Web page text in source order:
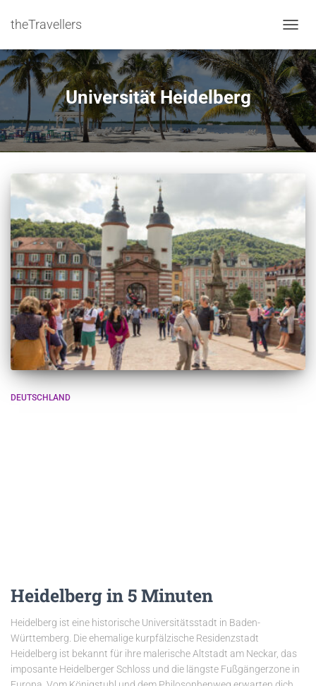
theTravellers
Universität Heidelberg
DEUTSCHLAND
Heidelberg in 5 Minuten
Heidelberg ist eine historische Universitätsstadt in Baden-
Württemberg. Die ehemalige kurpfälzische Residenzstadt
Heidelberg ist bekannt für ihre malerische Altstadt am Neckar, das
imposante Heidelberger Schloss und die längste Fußgängerzone in